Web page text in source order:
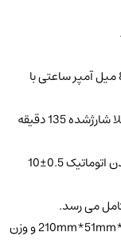
1_ منبع تغذیه این هندپیس باطری LI-RO و 800 میل آمپر ساعتی با
2_ میانگین عملکرد بدون وقفه با باطری جدید کاملا شارژشده 135 دقیقه
3_ مدت زمان بین حالت آماده به کار تا خاموش شدن اتوماتیک 0.5±10
5_ ابعاد هندپیس ESTUS DRIVE برابر با 210mm*51mm*33mm و وزن